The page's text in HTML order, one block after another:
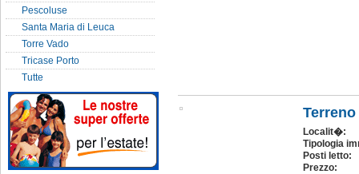
Pescoluse
Santa Maria di Leuca
Torre Vado
Tricase Porto
Tutte
Localit�:
Tipologia
Posti letto:
Prezzo: